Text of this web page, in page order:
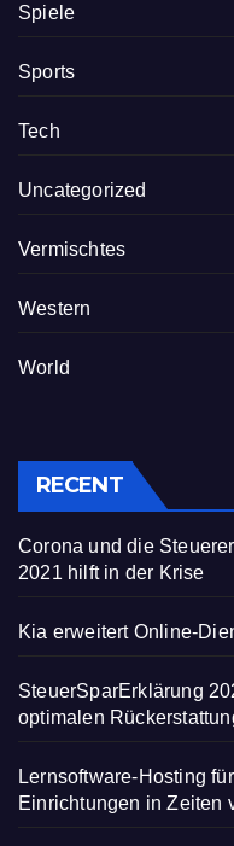
Spiele
Sports
Tech
Uncategorized
Vermischtes
Western
World
RECENT
Corona und die
2021 hilft in der Krise
Kia erweitert Online-
SteuerSparErklärung
optimalen
Lernsoftware-Hosting
Einrichtungen in Zeiten